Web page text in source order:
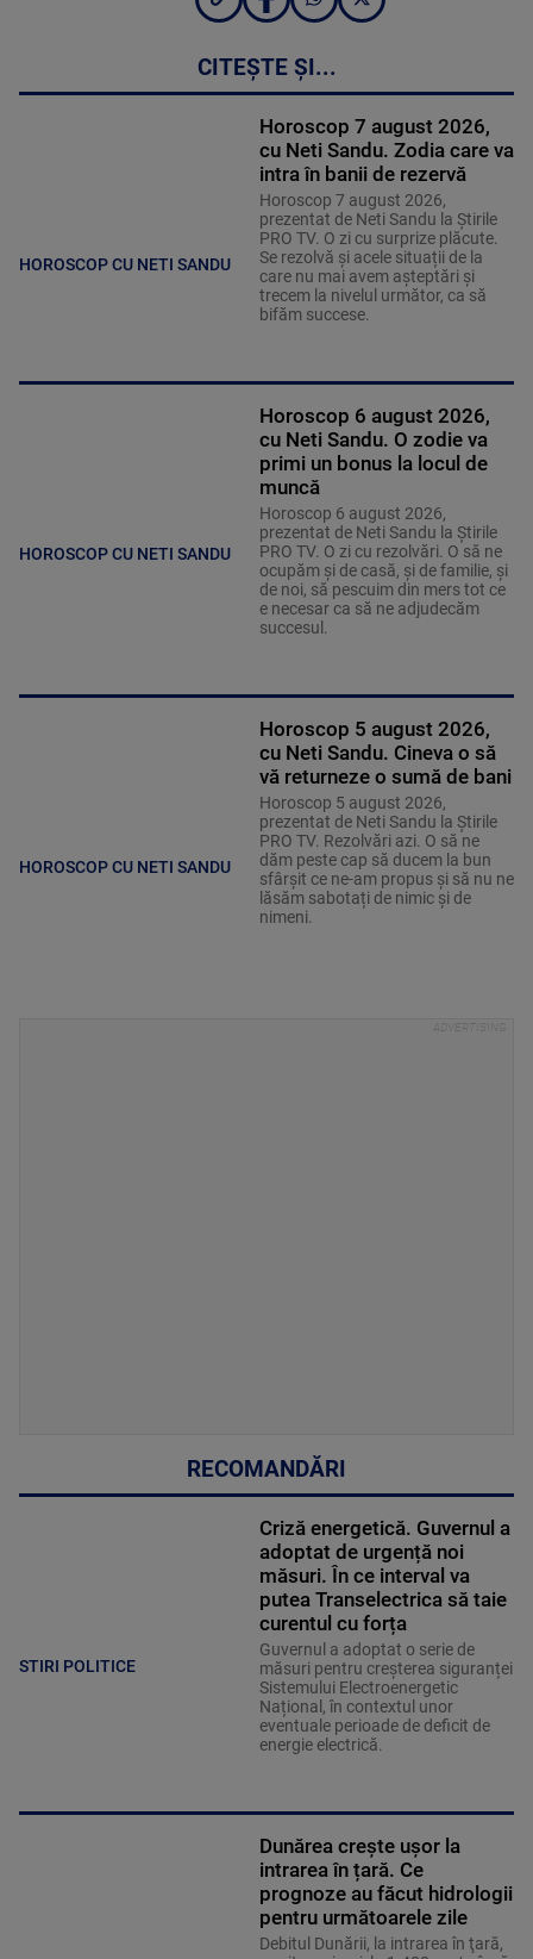
CITEȘTE ȘI...
HOROSCOP CU NETI SANDU
Horoscop 7 august 2026,
cu Neti Sandu. Zodia care va
intra în banii de rezervă
Horoscop 7 august 2026,
prezentat de Neti Sandu la Știrile
PRO TV. O zi cu surprize plăcute.
Se rezolvă și acele situații de la
care nu mai avem așteptări și
trecem la nivelul următor, ca să
bifăm succese.
HOROSCOP CU NETI SANDU
Horoscop 6 august 2026,
cu Neti Sandu. O zodie va
primi un bonus la locul de
muncă
Horoscop 6 august 2026,
prezentat de Neti Sandu la Știrile
PRO TV. O zi cu rezolvări. O să ne
ocupăm și de casă, și de familie, și
de noi, să pescuim din mers tot ce
e necesar ca să ne adjudecăm
succesul.
HOROSCOP CU NETI SANDU
Horoscop 5 august 2026,
cu Neti Sandu. Cineva o să
vă returneze o sumă de bani
Horoscop 5 august 2026,
prezentat de Neti Sandu la Știrile
PRO TV. Rezolvări azi. O să ne
dăm peste cap să ducem la bun
sfârșit ce ne-am propus și să nu ne
lăsăm sabotați de nimic și de
nimeni.
RECOMANDĂRI
STIRI POLITICE
Criză energetică. Guvernul a
adoptat de urgență noi
măsuri. În ce interval va
putea Transelectrica să taie
curentul cu forța
Guvernul a adoptat o serie de
măsuri pentru creșterea siguranței
Sistemului Electroenergetic
Național, în contextul unor
eventuale perioade de deficit de
energie electrică.
Dunărea crește ușor la
intrarea în țară. Ce
prognoze au făcut hidrologii
pentru următoarele zile
Debitul Dunării, la intrarea în ţară,